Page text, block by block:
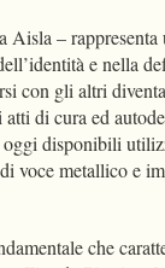
Aisla –
e nella
con gli altri
di cura ed
disponibili
voce metallico e
che